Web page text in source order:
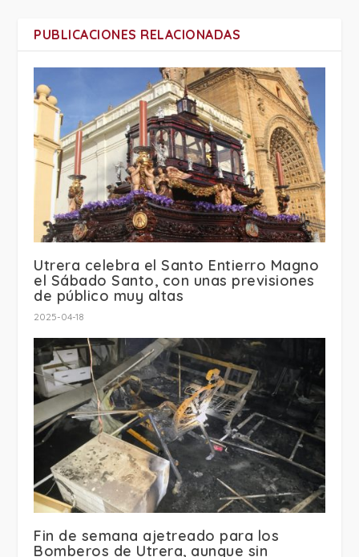
PUBLICACIONES RELACIONADAS
Utrera celebra el Santo Entierro Magno
el Sábado Santo, con unas previsiones
de público muy altas
2025-04-18
Fin de semana ajetreado para los
Bomberos de Utrera, aunque sin